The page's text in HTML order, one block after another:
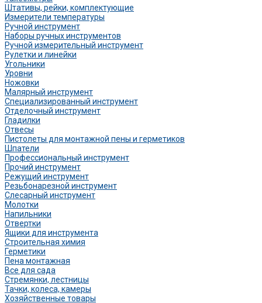
Штативы, рейки, комплектующие
Измерители температуры
Ручной инструмент
Наборы ручных инструментов
Ручной измерительный инструмент
Рулетки и линейки
Угольники
Уровни
Ножовки
Малярный инструмент
Специализированный инструмент
Отделочный инструмент
Гладилки
Отвесы
Пистолеты для монтажной пены и герметиков
Шпатели
Профессиональный инструмент
Прочий инструмент
Режущий инструмент
Резьбонарезной инструмент
Слесарный инструмент
Молотки
Напильники
Отвертки
Ящики для инструмента
Строительная химия
Герметики
Пена монтажная
Все для сада
Стремянки, лестницы
Тачки, колеса, камеры
Хозяйственные товары